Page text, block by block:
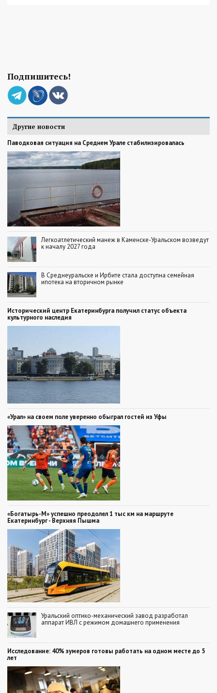
Подпишитесь!
Другие новости
Паводковая ситуация на Среднем Урале стабилизировалась
Легкоатлетический манеж в Каменске-Уральском возведут
к началу 2027 года
В Среднеуральске и Ирбите стала доступна семейная
ипотека на вторичном рынке
Исторический центр Екатеринбурга получил статус объекта
культурного наследия
«Урал» на своем поле уверенно обыграл гостей из Уфы
«Богатырь-М» успешно преодолел 1 тыс км на маршруте
Екатеринбург - Верхняя Пышма
Уральский оптико-механический завод разработал
аппарат ИВЛ с режимом домашнего применения
Исследование: 40% зумеров готовы работать на одном месте до 5
лет